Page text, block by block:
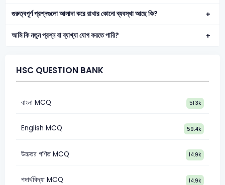
গুরুত্বপূর্ণ প্রশ্নগুলো আলাদা করে রাখার কোনো ব্যবস্থা আছে কি?
আমি কি নতুন প্রশ্ন বা ব্যাখ্যা যোগ করতে পারি?
HSC QUESTION BANK
বাংলা MCQ 51.3k
English MCQ 59.4k
উচ্চতর গণিত MCQ 14.9k
পদার্থবিদ্যা MCQ 14.9k